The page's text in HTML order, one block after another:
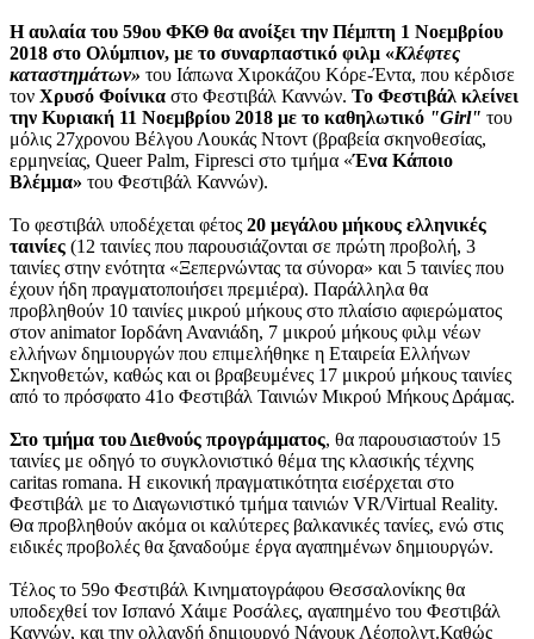
Η αυλαία του 59ου ΦΚΘ θα ανοίξει την Πέμπτη 1 Νοεμβρίου
2018 στο Ολύμπιον, με το συναρπαστικό φιλμ «Κλέφτες
καταστημάτων» του Ιάπωνα Χιροκάζου Κόρε-Έντα, που κέρδισε
τον Χρυσό Φοίνικα στο Φεστιβάλ Καννών. Το Φεστιβάλ κλείνει
την Κυριακή 11 Νοεμβρίου 2018 με το καθηλωτικό "Girl" του
μόλις 27χρονου Βέλγου Λουκάς Ντοντ (βραβεία σκηνοθεσίας,
ερμηνείας, Queer Palm, Fipresci στο τμήμα «Ένα Κάποιο
Βλέμμα» του Φεστιβάλ Καννών).
Το φεστιβάλ υποδέχεται φέτος 20 μεγάλου μήκους ελληνικές
ταινίες (12 ταινίες που παρουσιάζονται σε πρώτη προβολή, 3
ταινίες στην ενότητα «Ξεπερνώντας τα σύνορα» και 5 ταινίες που
έχουν ήδη πραγματοποιήσει πρεμιέρα). Παράλληλα θα
προβληθούν 10 ταινίες μικρού μήκους στο πλαίσιο αφιερώματος
στον animator Ιορδάνη Ανανιάδη, 7 μικρού μήκους φιλμ νέων
ελλήνων δημιουργών που επιμελήθηκε η Εταιρεία Ελλήνων
Σκηνοθετών, καθώς και οι βραβευμένες 17 μικρού μήκους ταινίες
από το πρόσφατο 41ο Φεστιβάλ Ταινιών Μικρού Μήκους Δράμας.
Στο τμήμα του Διεθνούς προγράμματος, θα παρουσιαστούν 15
ταινίες με οδηγό τo συγκλονιστικό θέμα της κλασικής τέχνης
caritas romana. Η εικονική πραγματικότητα εισέρχεται στο
Φεστιβάλ με το Διαγωνιστικό τμήμα ταινιών VR/Virtual Reality.
Θα προβληθούν ακόμα οι καλύτερες βαλκανικές τανίες, ενώ στις
ειδικές προβολές θα ξαναδούμε έργα αγαπημένων δημιουργών.
Τέλος το 59ο Φεστιβάλ Κινηματογράφου Θεσσαλονίκης θα
υποδεχθεί τον Ισπανό Χάιμε Ροσάλες, αγαπημένο του Φεστιβάλ
Καννών, και την ολλανδή δημιουργό Νάνουκ Λέοπολντ.Καθώς